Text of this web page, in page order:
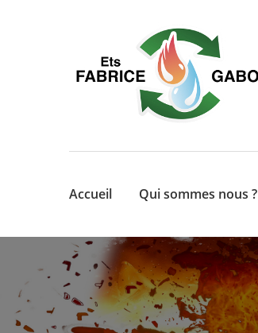
Accueil Qui sommes nous ?